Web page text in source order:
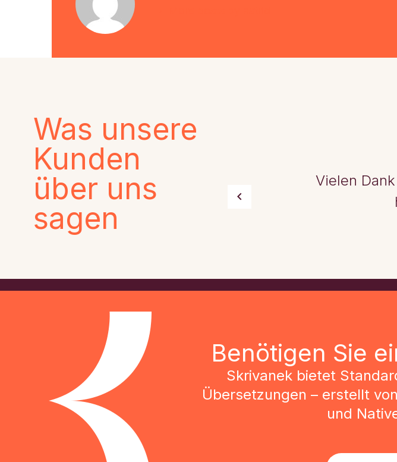
Was unsere
Kunden
über uns
sagen
Vielen
Benötigen Sie
Skrivanek bietet
Übersetzungen – erstellt
und